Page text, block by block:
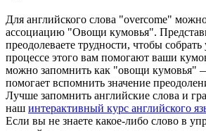
Для английского слова "overcome"
ассоциацию "Овощи кумовья".
преодолеваете трудности, чтобы
процессе этого вам помогают ваши
можно запомнить как "овощи кумовья"
помогает вспомнить значение
Лучше запомнить английские слова и
наш интерактивный курс английского
Если вы не знаете какое-либо слово в